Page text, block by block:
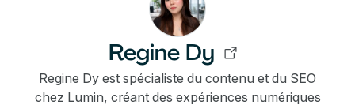
Regine Dy
Regine Dy est spécialiste du contenu et du SEO
chez Lumin, créant des expériences numériques